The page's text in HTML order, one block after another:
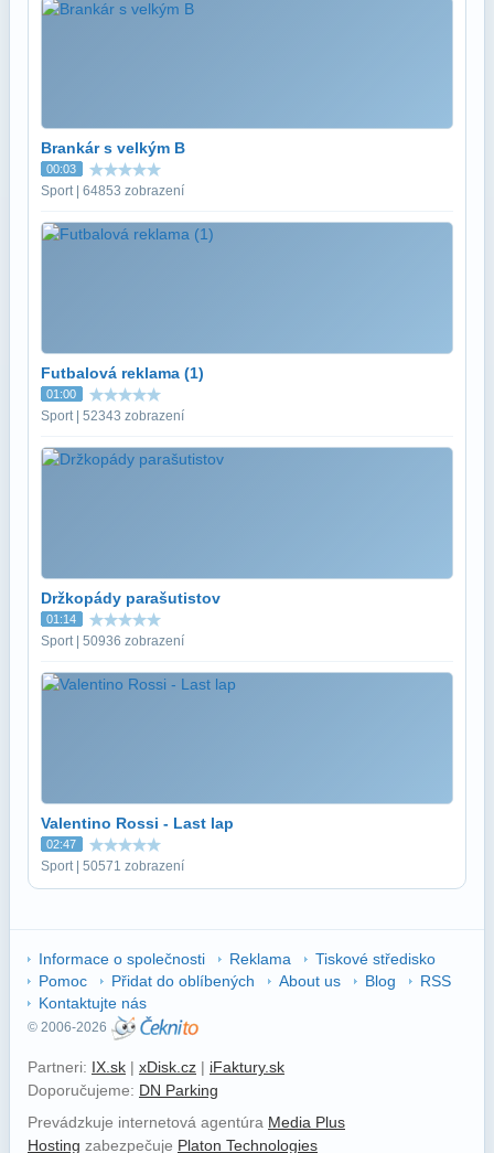
Brankár s velkým B
00:03
Sport | 64853 zobrazení
Futbalová reklama (1)
01:00
Sport | 52343 zobrazení
Držkopády parašutistov
01:14
Sport | 50936 zobrazení
Valentino Rossi - Last lap
02:47
Sport | 50571 zobrazení
Informace o společnosti Reklama
Tiskové středisko
Pomoc
Přidat do oblíbených About us Blog
RSS
Kontaktujte nás
© 2006-2026
Partneri: IX.sk | xDisk.cz | iFaktury.sk
Doporučujeme: DN Parking
Prevádzkuje internetová agentúra Media Plus
Hosting zabezpečuje Platon Technologies